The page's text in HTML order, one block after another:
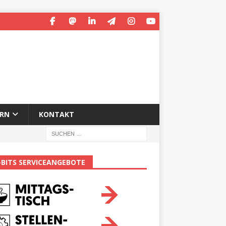
KONTAKT
SERVICEANGEBOTE